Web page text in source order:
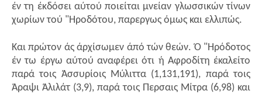
έν τη έκδόσει αύτού ποιείται μνείαν γλωσσικών τίνων
χωρίων τού "Ηροδότου, παρεργως όμως και ελλιπώς.
Και πρώτον άς άρχίσωμεν άπό τών θεών. Ό "Ηρόδοτος
έν τω έργω αύτού αναφέρει ότι ή Αφροδίτη έκαλείτο
παρά τοις Άσσυρίοις Μύλιττα (1,131,191), παρά τοις
Άραψι Άλιλάτ (3,9), παρά τοις Περσαις Μίτρα (6,98) και